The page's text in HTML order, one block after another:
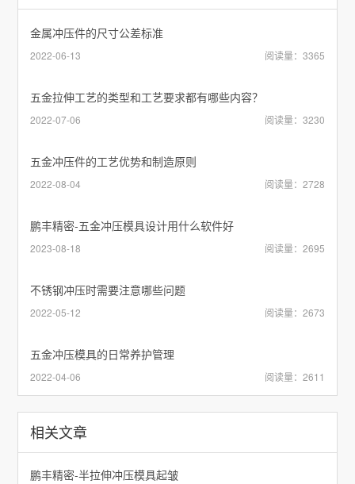
金属冲压件的尺寸公差标准
2022-06-13 阅读量：3365
五金拉伸工艺的类型和工艺要求都有哪些内容？
2022-07-06 阅读量：3230
五金冲压件的工艺优势和制造原则
2022-08-04 阅读量：2728
鹏丰精密-五金冲压模具设计用什么软件好
2023-08-18 阅读量：2695
不锈钢冲压时需要注意哪些问题
2022-05-12 阅读量：2673
五金冲压模具的日常养护管理
2022-04-06 阅读量：2611
相关文章
鹏丰精密-半拉伸冲压模具起皱